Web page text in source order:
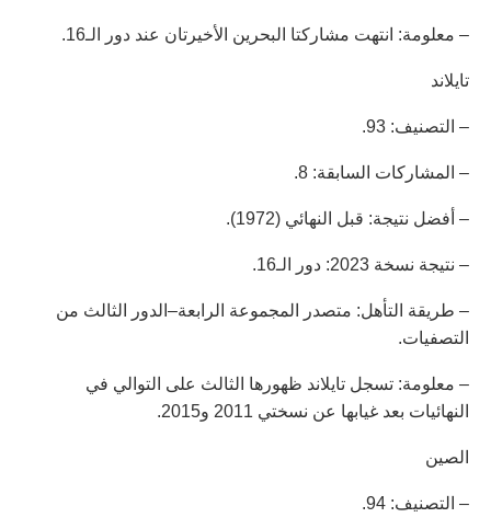
– معلومة: انتهت مشاركتا البحرين الأخيرتان عند دور الـ16.
تايلاند
– التصنيف: 93.
– المشاركات السابقة: 8.
– أفضل نتيجة: قبل النهائي (1972).
– نتيجة نسخة 2023: دور الـ16.
– طريقة التأهل: متصدر المجموعة الرابعة–الدور الثالث من
التصفيات.
– معلومة: تسجل تايلاند ظهورها الثالث على التوالي في
النهائيات بعد غيابها عن نسختي 2011 و2015.
الصين
– التصنيف: 94.